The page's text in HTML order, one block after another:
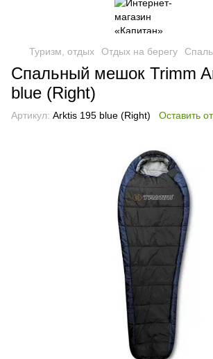
Туризм, отдых Отдых на берегу
Спальный мешок Trimm
blue (Right)
Артикул: Arktis 195 blue (Right) Оставить